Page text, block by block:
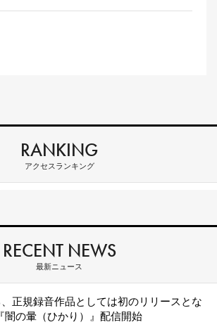
RANKING
アクセスランキング
RECENT NEWS
最新ニュース
正規録音作品としては初のリリースとな
闇の暈（ひかり）』配信開始